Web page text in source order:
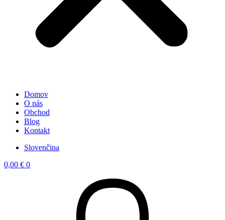
Domov
O nás
Obchod
Blog
Kontakt
Slovenčina
0,00 € 0